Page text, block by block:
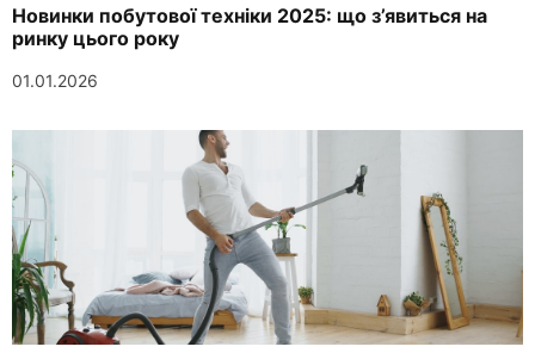
Новинки побутової техніки 2025: що з’явиться на
ринку цього року
01.01.2026